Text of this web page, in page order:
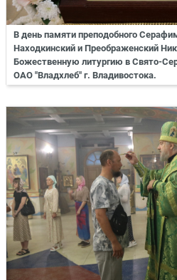
В день памяти преподобного
Находкинский и Преображенский
Божественную литургию в Свято-
ОАО "Владхлеб" г. Владивостока.